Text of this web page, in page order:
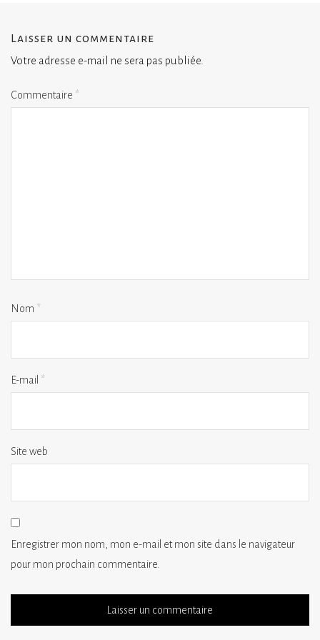
Laisser un commentaire
Votre adresse e-mail ne sera pas publiée.
Commentaire *
Nom *
E-mail *
Site web
Enregistrer mon nom, mon e-mail et mon site dans le navigateur
pour mon prochain commentaire.